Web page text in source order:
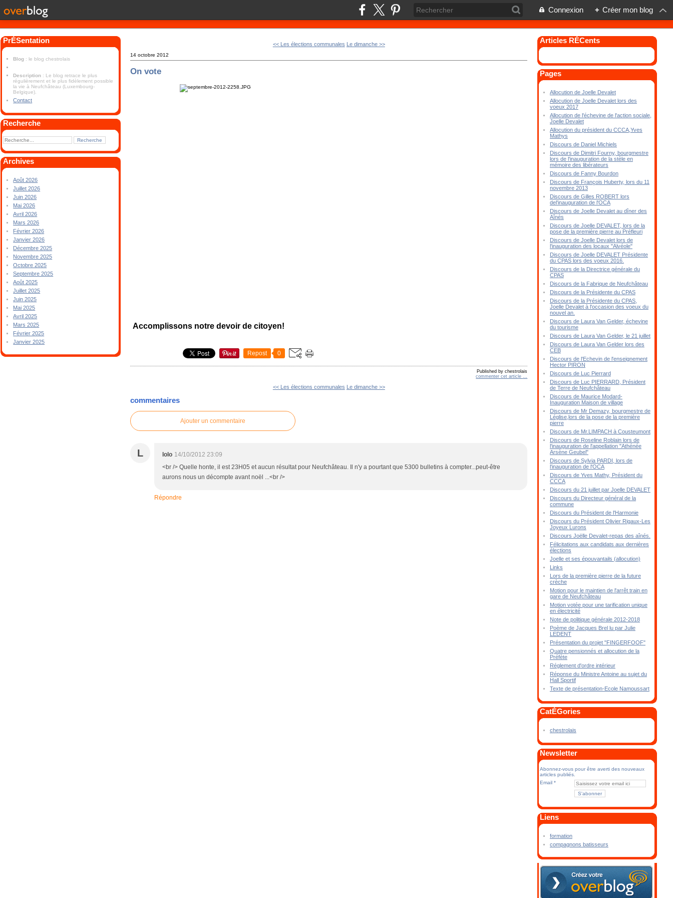
Connexion + Créer mon blog
PrÉSentation
Blog : le blog chestrolais
Description : Le blog retrace le plus
régulièrement et le plus fidèlement possible
la vie à Neufchâteau (Luxembourg-
Belgique).
Contact
Recherche
Archives
Août 2026
Juillet 2026
Juin 2026
Mai 2026
Avril 2026
Mars 2026
Février 2026
Janvier 2026
Décembre 2025
Novembre 2025
Octobre 2025
Septembre 2025
Août 2025
Juillet 2025
Juin 2025
Mai 2025
Avril 2025
Mars 2025
Février 2025
Janvier 2025
<< Les élections communales Le dimanche >>
14 octobre 2012
On vote
Accomplissons notre devoir de citoyen!
Repost 0
Published by chestrolais
commenter cet article
<< Les élections communales Le dimanche >>
commentaires
Ajouter un commentaire
L lolo 14/10/2012 23:09
<br /> Quelle honte, il est 23H05 et aucun résultat pour Neufchâteau. Il n'y a pourtant que 5300 bulletins à compter...peut-être
aurons nous un décompte avant noël ...<br />
Répondre
Articles RÉCents
Pages
Allocution de Joelle Devalet
Allocution de Joelle Devalet lors des
voeux 2017
Allocution de l'échevine de l'action sociale,
Joelle Devalet
Allocution du président du CCCA,Yves
Mathys
Discours de Daniel Michiels
Discours de Dimitri Fourny, bourgmestre
lors de l'inauguration de la stèle en
mémoire des libérateurs
Discours de Fanny Bourdon
Discours de François Huberty, lors du 11
novembre 2013
Discours de Gilles ROBERT lors
del'inauguration de l'OCA
Discours de Joelle Devalet au dîner des
Aînés
Discours de Joelle DEVALET, lors de la
pose de la première pierre au Préfleuri
Discours de Joelle Devalet lors de
l'inauguration des locaux "Alvéole"
Discours de Joelle DEVALET Présidente
du CPAS lors des voeux 2016.
Discours de la Directrice générale du
CPAS
Discours de la Fabrique de Neufchâteau
Discours de la Présidente du CPAS
Discours de la Présidente du CPAS,
Joelle Devalet à l'occasion des voeux du
nouvel an.
Discours de Laura Van Gelder, échevine
du tourisme
Discours de Laura Van Gelder, le 21 juillet
Discours de Laura Van Gelder lors des
CEB
Discours de l'Echevin de l'enseignement
Hector PIRON
Discours de Luc Pierrard
Discours de Luc PIERRARD, Président
de Terre de Neufchâteau
Discours de Maurice Modard-
Inauguration Maison de village
Discours de Mr Demazy, bourgmestre de
Léglise,lors de la pose de la première
pierre
Discours de Mr.LIMPACH à Cousteumont
Discours de Roseline Roblain lors de
l'inauguration de l'appellation "Athénée
Arsène Geubel"
Discours de Sylvia PARDI, lors de
l'inauguration de l'OCA
Discours de Yves Mathy, Président du
CCCA
Discours du 21 juillet par Joelle DEVALET
Discours du Directeur général de la
commune
Discours du Président de l'Harmonie
Discours du Président Olivier Rigaux-Les
Joyeux Lurons
Discours Joëlle Devalet-repas des aînés.
Félicitations aux candidats aux dernières
élections
Joelle et ses épouvantails (allocution)
Links
Lors de la première pierre de la future
crèche
Motion pour le maintien de l'arrêt train en
gare de Neufchâteau
Motion votée pour une tarification unique
en électricité
Note de politique générale 2012-2018
Poème de Jacques Brel lu par Julie
LEDENT
Présentation du projet "FINGERFOOF"
Quatre pensionnés et allocution de la
Préfète
Réglement d'ordre intérieur
Réponse du Ministre Antoine au sujet du
Hall Sportif
Texte de présentation-Ecole Namoussart
CatÉGories
chestrolais
Newsletter
Abonnez-vous pour être averti des nouveaux
articles publiés.
Email
Liens
formation
compagnons batisseurs